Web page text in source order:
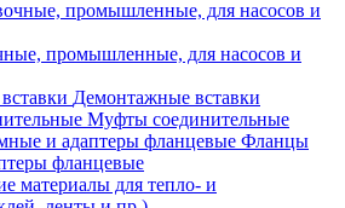
промышленные, для насосов и
Демонтажные вставки
Муфты соединительные
Фланцы
фланцевые